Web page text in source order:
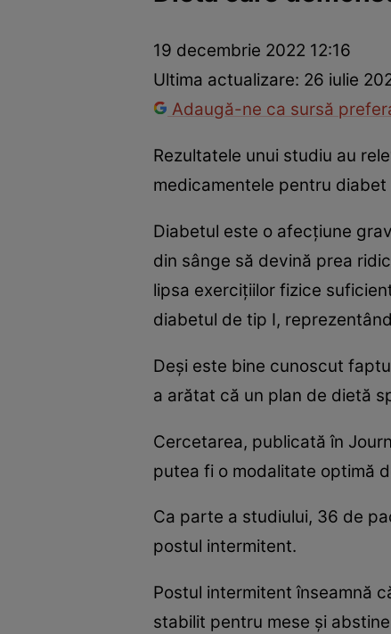
Prevenție și tratamentRemedii naturisteMedicii
19 decembrie 2022 12:16
Ultima actualizare: 26 iulie
Adaugă-ne ca sursă
Rezultatele unui studiu au
medicamentele pentru
Diabetul este o afecțiune
din sânge să devină prea
lipsa exercițiilor fizice
diabetul de tip I,
Deși este bine cunoscut
a arătat că un plan de dietă
Cercetarea, publicată în
putea fi o modalitate optimă
Ca parte a studiului, 36 de
postul intermitent.
Postul intermitent înseamnă
stabilit pentru mese și